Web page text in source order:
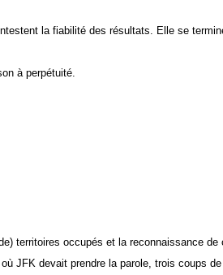
la fiabilité des résultats. Elle se
à perpétuité.
territoires occupés et la reconnaissance de
JFK devait prendre la parole, trois coups